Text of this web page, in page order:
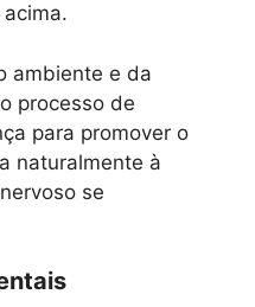
ambiente e da
processo de
para promover o
naturalmente à
se